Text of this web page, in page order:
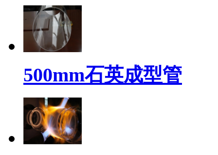
500mm石英成型管